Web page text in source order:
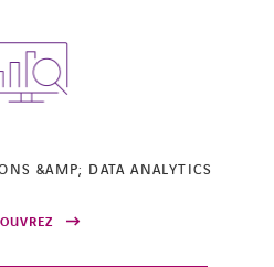
&AMP; DATA ANALYTICS